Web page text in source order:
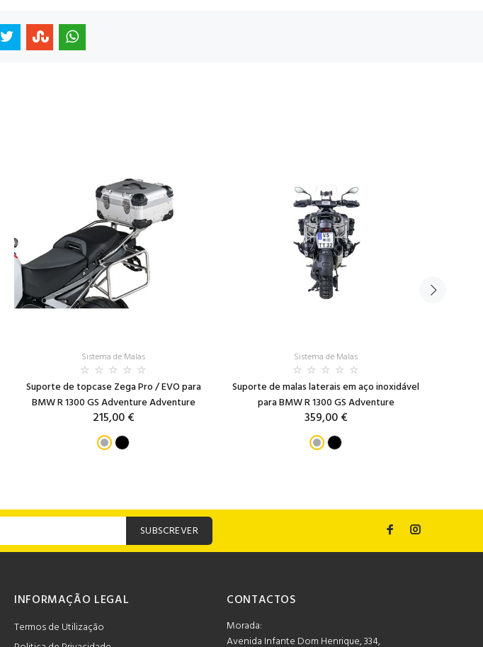
Sistema de Malas
Suporte de topcase Zega Pro / EVO para
BMW R 1300 GS Adventure Adventure
215,00 €
Sistema de Malas
Suporte de malas laterais em aço inoxidável
para BMW R 1300 GS Adventure
359,00 €
SUBSCREVER
INFORMAÇÃO LEGAL
Termos de Utilização
CONTACTOS
Morada:
Avenida Infante Dom Henrique, 334,